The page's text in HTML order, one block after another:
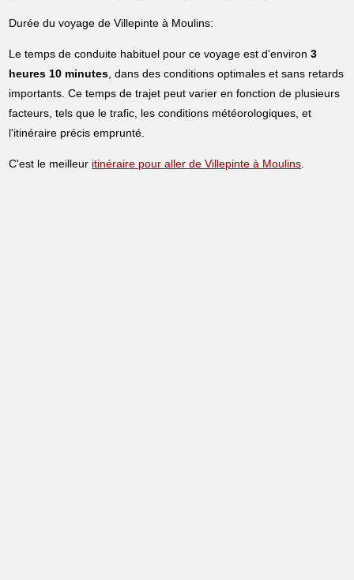
Durée du voyage de Villepinte à Moulins:
Le temps de conduite habituel pour ce voyage est d'environ3
heures 10 minutes, dans des conditions optimales et sans retards
importants. Ce temps de trajet peut varier en fonction de plusieurs
facteurs, tels que le trafic, les conditions météorologiques, et
l'itinéraire précis emprunté.
C'est le meilleur itinéraire pour aller de Villepinte à Moulins.